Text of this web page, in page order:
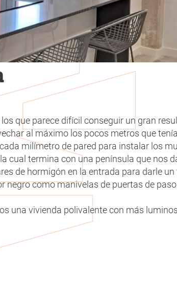
que parece difícil conseguir un gran
al máximo los pocos metros que
milímetro de pared para instalar los
cual termina con una península que nos
de hormigón en la entrada para darle un
como manivelas de puertas de paso
una vivienda polivalente con más